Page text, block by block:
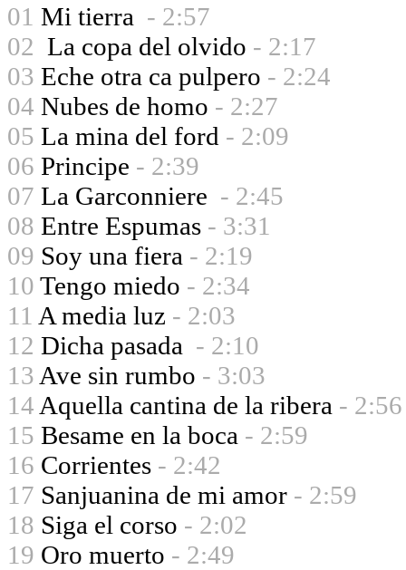
01 Mi tierra - 2:57
02 La copa del olvido - 2:17
03 Eche otra ca pulpero - 2:24
04 Nubes de homo - 2:27
05 La mina del ford - 2:09
06 Principe - 2:39
07 La Garconniere - 2:45
08 Entre Espumas - 3:31
09 Soy una fiera - 2:19
10 Tengo miedo - 2:34
11 A media luz - 2:03
12 Dicha pasada - 2:10
13 Ave sin rumbo - 3:03
14 Aquella cantina de la ribera - 2:56
15 Besame en la boca - 2:59
16 Corrientes - 2:42
17 Sanjuanina de mi amor - 2:59
18 Siga el corso - 2:02
19 Oro muerto - 2:49